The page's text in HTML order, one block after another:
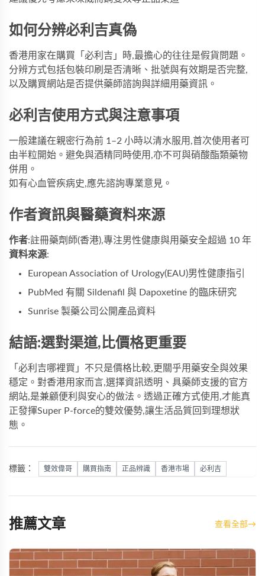
如何分辨必利吉真偽
香港用家在購買「必利吉」時,最擔心的往往是假貨問題。
分辨方式包括包裝印刷是否清晰、批號與有效期是否完整,
以及購買網站是否提供藥師諮詢與詳細用藥資訊。
必利吉使用方式與注意事項
一般建議在親密行為前 1–2 小時以清水服用,首次使用者可
由半粒開始。避免與酒精同時使用,亦不可與硝酸酯類藥物
併用。
如有心血管疾病史,應先諮詢專業意見。
作者資訊與醫藥資料來源
作者:註冊藥劑師(香港),專注男性健康與用藥安全超過 10 年
資料來源:
European Association of Urology(EAU)男性健康指引
PubMed 有關 Sildenafil 與 Dapoxetine 的臨床研究
Sunrise 製藥公司公開產品資料
結語:選對渠道,比價格更重要
「必利吉哪裡買」不只是價格比較,更關乎用藥安全與效果
穩定。對香港用家而言,選擇資訊透明、具藥師支援的官方
網站,是兼顧便利與安心的做法。透過正確方式使用,才能真
正發揮Super P-force的雙效優勢,讓生活品質回到理想狀
態。
標籤： 雙效偉哥 購買指南 正品辨識 香港市場 必利吉
推薦文章 查看全部→